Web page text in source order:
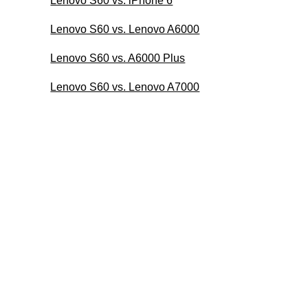
Lenovo S60 vs. Lenovo A6000
Lenovo S60 vs. A6000 Plus
Lenovo S60 vs. Lenovo A7000